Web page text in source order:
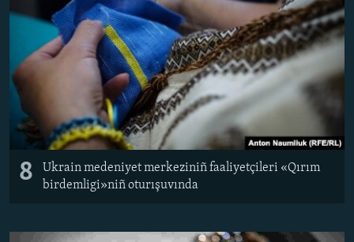
8
Ukrain medeniyet merkeziniñ faaliyetçileri «Qırım
birdemligi»niñ oturışuvında